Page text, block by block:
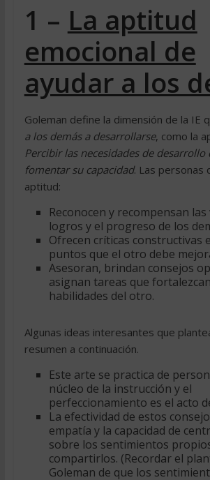
1 – La aptitud
emocional de
ayudar a los
Goleman define la dimensión de la IE
a los demás a desarrollarse, como la
Percibir las necesidades de
fomentar su capacidad. Las personas
aptitud:
Reconocen y recompensan
logros y el progreso de los
Ofrecen críticas constructivas
puntos que el otro debe
Asesoran, brindan consejos
asignan tareas que
habilidades del otro.
Algunas ideas interesantes que
resumen a continuación.
Este arte se practica de
núcleo de la instrucción y el
perfeccionamiento es el acto
La efectividad de estos
empatía y la capacidad de
sobre los sentimientos
compartirlos. (Recordar el
Goleman de que los